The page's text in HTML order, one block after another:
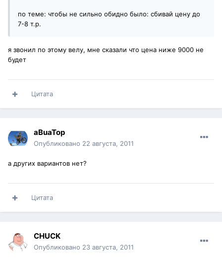
по теме: чтобы не сильно обидно было: сбивай цену до
7-8 т.р.
я звонил по этому велу, мне сказали что цена ниже 9000 не
будет
Цитата
aBuaTop
Опубликовано 22 августа, 2011
а других вариантов нет?
Цитата
CHUCK
Опубликовано 23 августа, 2011